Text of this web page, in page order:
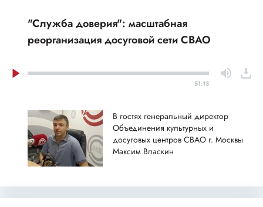
"Служба доверия": масштабная
реорганизация досуговой сети СВАО
51:13
В гостях генеральный директор
Объединения культурных и
досуговых центров СВАО г. Москвы
Максим Власкин